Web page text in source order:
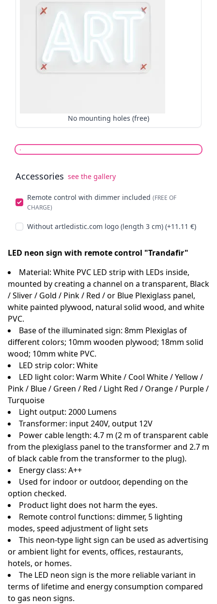
No mounting holes (free)
Accessories see the gallery
Remote control with dimmer included (FREE OF
CHARGE)
Without artledistic.com logo (length 3 cm) (+11.11 €)
LED neon sign with remote control "Trandafir"
Material: White PVC LED strip with LEDs inside,
mounted by creating a channel on a transparent, Black
/ Sliver / Gold / Pink / Red / or Blue Plexiglass panel,
white painted plywood, natural solid wood, and white
PVC.
Base of the illuminated sign: 8mm Plexiglas of
different colors; 10mm wooden plywood; 18mm solid
wood; 10mm white PVC.
LED strip color: White
LED light color: Warm White / Cool White / Yellow /
Pink / Blue / Green / Red / Light Red / Orange / Purple /
Turquoise
Light output: 2000 Lumens
Transformer: input 240V, output 12V
Power cable length: 4.7 m (2 m of transparent cable
from the plexiglass panel to the transformer and 2.7 m
of black cable from the transformer to the plug).
Energy class: A++
Used for indoor or outdoor, depending on the
option checked.
Product light does not harm the eyes.
Remote control functions: dimmer, 5 lighting
modes, speed adjustment of light sets
This neon-type light sign can be used as advertising
or ambient light for events, offices, restaurants,
hotels, or homes.
The LED neon sign is the more reliable variant in
terms of lifetime and energy consumption compared
to gas neon signs.